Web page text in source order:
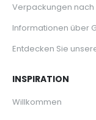
Verpackungen nach
Informationen über
Entdecken Sie
INSPIRATION
Willkommen